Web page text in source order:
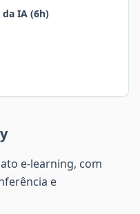
da IA (6h)
e-learning, com
e